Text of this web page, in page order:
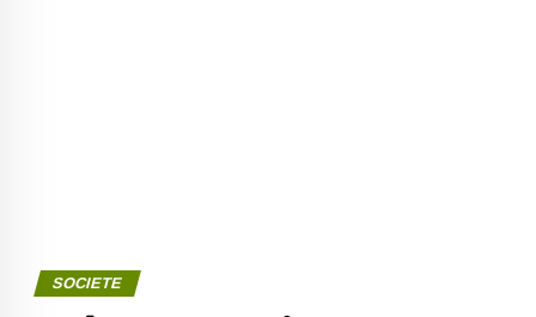
SOCIETE